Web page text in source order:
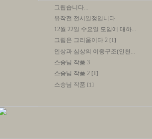
그립습니다...
유작전 전시일정입니다.
12월 22일 수요일 모임에 대하...
그림은 그리움이다 2 [1]
인상과 심상의 이중구조(인천...
스승님 작품 3
스승님 작품 2 [1]
스승님 작품 [1]